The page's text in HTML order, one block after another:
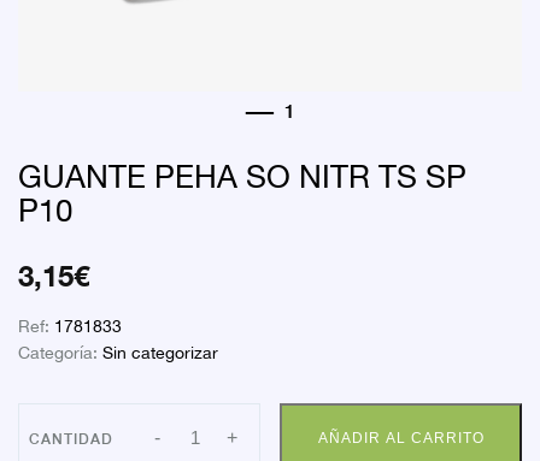
GUANTE PEHA SO NITR TS SP
P10
3,15€
Ref: 1781833
Categoría: Sin categorizar
- GUANTE
PEHA + AÑADIR AL CARRITO